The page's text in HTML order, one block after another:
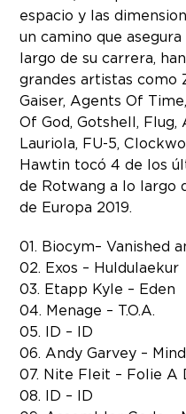
espacio y las
un camino que
largo de su carrera,
grandes artistas como
Gaiser, Agents Of
Of God, Gotshell, Flug,
Lauriola, FU-5,
Hawtin tocó 4 de los
de Rotwang a lo largo
de Europa 2019.
01. Biocym – Vanished
02. Exos – Huldulaekur
03. Etapp Kyle – Eden
04. Menage – T.O.A.
05. ID – ID
06. Andy Garvey –
07. Nite Fleit – Folie A
08. ID – ID